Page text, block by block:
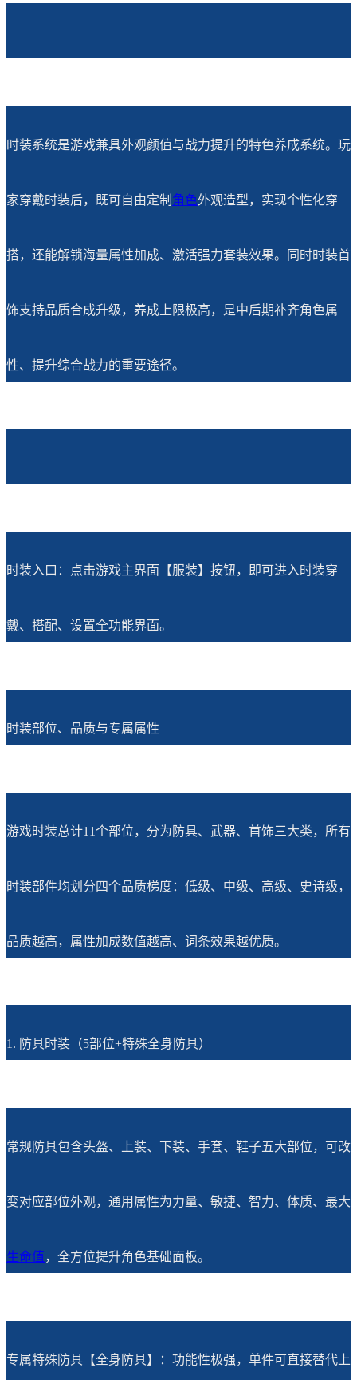
时装系统是游戏兼具外观颜值与战力提升的特色养成系统。玩
家穿戴时装后，既可自由定制 角色外观造型，实现个性化穿
搭，还能解锁海量属性加成、激活强力套装效果。同时时装首
饰支持品质合成升级，养成上限极高，是中后期补齐角色属
性、提升综合战力的重要途径。
时装入口：点击游戏主界面【服装】按钮，即可进入时装穿
戴、搭配、设置全功能界面。
时装部位、品质与专属属性
游戏时装总计11个部位，分为防具、武器、首饰三大类，所有
时装部件均划分四个品质梯度：低级、中级、高级、史诗级，
品质越高，属性加成数值越高、词条效果越优质。
1. 防具时装（5部位+特殊全身防具）
常规防具包含头盔、上装、下装、手套、鞋子五大部位，可改
变对应部位外观，通用属性为力量、敏捷、智力、体质、最大
生命值，全方位提升角色基础面板。
专属特殊防具【全身防具】：功能性极强，单件可直接替代上